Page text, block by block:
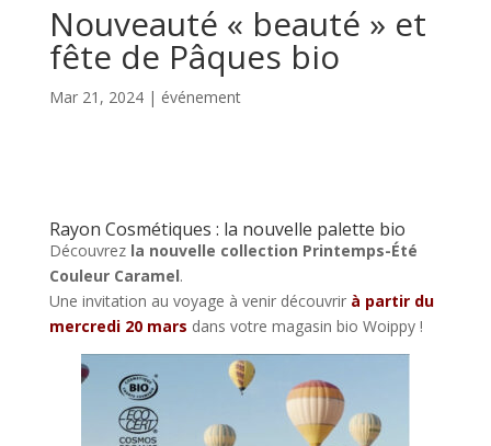
Nouveauté « beauté » et
fête de Pâques bio
Mar 21, 2024| événement
Rayon Cosmétiques : la nouvelle palette bio
Découvrez la nouvelle collection Printemps-Été
Couleur Caramel.
Une invitation au voyage à venir découvrir à partir du
mercredi 20 mars dans votre magasin bio Woippy !